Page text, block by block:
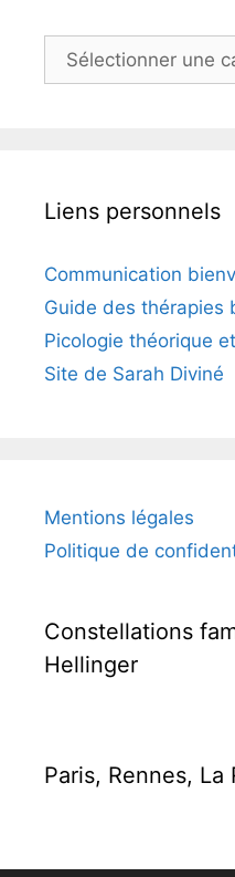
Catégories
Liens personnels
Communication
Guide des thérapies
Picologie théorique
Site de Sarah Diviné
Mentions légales
Politique de
Constellations
Hellinger
Paris, Rennes, La